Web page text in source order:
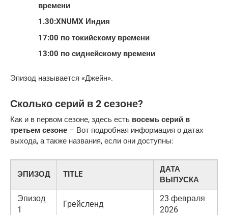
времени
1.30:XNUMX Индия
17:00 по токийскому времени
13:00 по сиднейскому времени
Эпизод называется «Джейн».
Сколько серий в 2 сезоне?
Как и в первом сезоне, здесь есть восемь серий в
третьем сезоне – Вот подробная информация о датах
выхода, а также названия, если они доступны:
ЭПИЗОД TITLE
ДАТА
ВЫПУСКА
Эпизод
1
Грейсленд
23 февраля
2026